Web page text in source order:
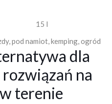
15 l
pod namiot, kemping, ogród
dla
na
terenie